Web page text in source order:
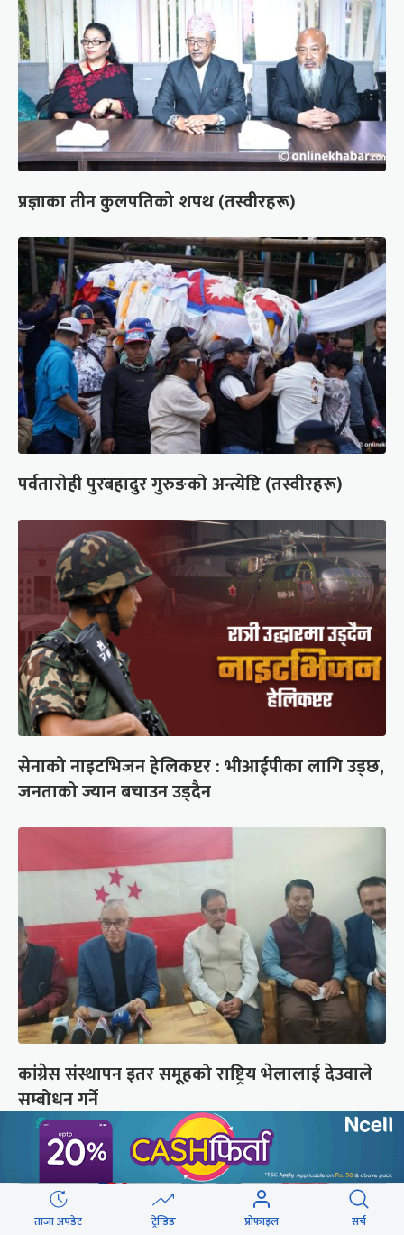
प्रज्ञाका तीन कुलपतिको शपथ (तस्वीरहरू)
पर्वतारोही पुरबहादुर गुरुङको अन्त्येष्टि (तस्वीरहरू)
सेनाको नाइटभिजन हेलिकप्टर : भीआईपीका लागि उड्छ,
जनताको ज्यान बचाउन उड्दैन
कांग्रेस संस्थापन इतर समूहको राष्ट्रिय भेलालाई देउवाले
सम्बोधन गर्ने
ताजा अपडेट ट्रेन्डिङ प्रोफाइल सर्च